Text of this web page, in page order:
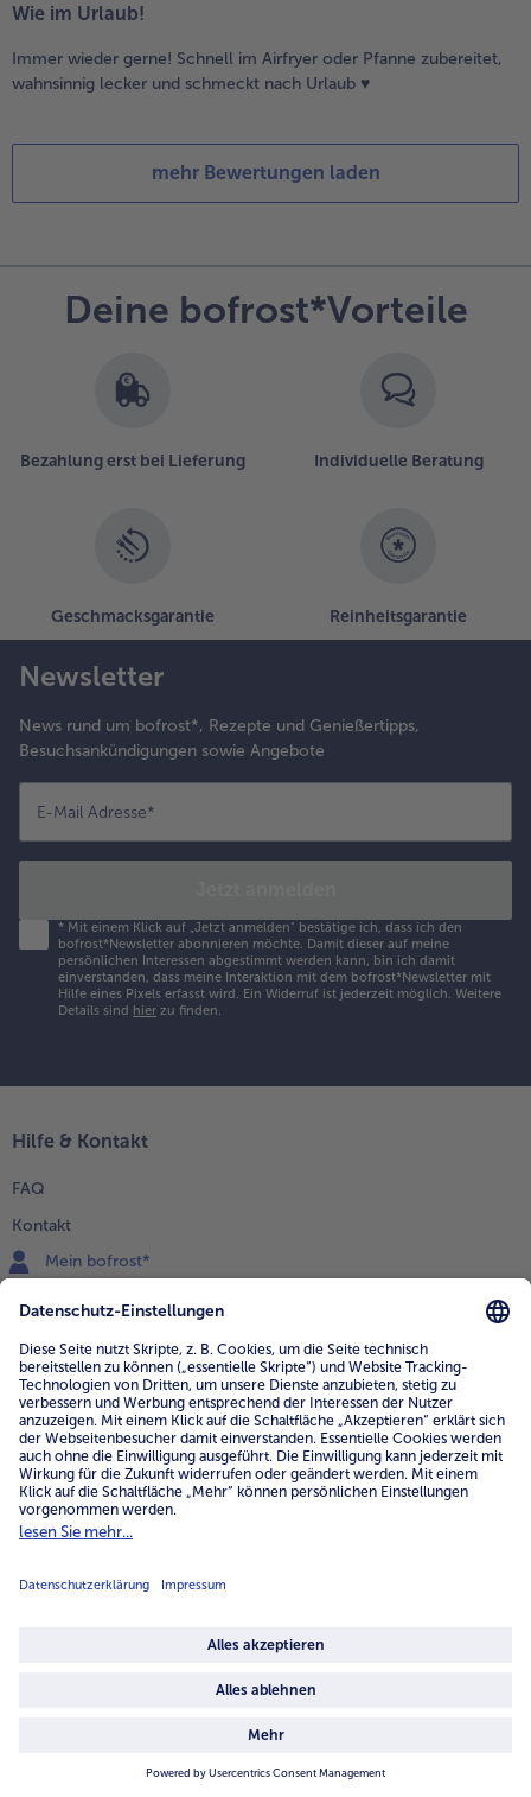
Wie im Urlaub!
Immer wieder gerne! Schnell im Airfryer oder Pfanne zubereitet,
wahnsinnig lecker und schmeckt nach Urlaub ♥️
mehr Bewertungen laden
Deine bofrost*Vorteile
Bezahlung erst bei Lieferung Individuelle Beratung
Geschmacksgarantie Reinheitsgarantie
Newsletter
News rund um bofrost*, Rezepte und Genießertipps,
Besuchsankündigungen sowie Angebote
E-Mail Adresse*
* Mit einem Klick auf „Jetzt anmelden" bestätige ich, dass ich den
bofrost*Newsletter abonnieren möchte. Damit dieser auf meine
persönlichen Interessen abgestimmt werden kann, bin ich damit
einverstanden, dass meine Interaktion mit dem bofrost*Newsletter mit
Hilfe eines Pixels erfasst wird. Ein Widerruf ist jederzeit möglich. Weitere
Details sind hier zu finden.
Hilfe & Kontakt
FAQ
Kontakt
Mein bofrost*
0800 - 000 19 18
Mo.-Fr.: 7-21 Uhr Sa: 8-16 Uhr
Service
Unternehmen
Über uns